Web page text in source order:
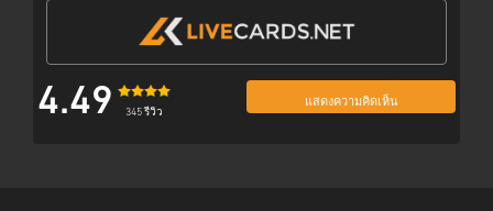
4.49 345 รีวิว
แสดงความคิดเห็น